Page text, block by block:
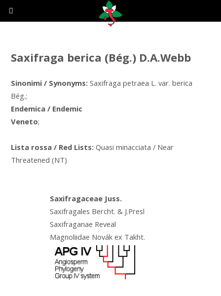
Saxifraga berica (Bég.) D.A.Webb
Sinonimi / Synonyms:Saxifraga petraea L. var. berica
Bég.;
Endemica / Endemic
Veneto;
Lista rossa / Red Lists: Quasi minacciata / Near
Threatened (NT)
Saxifragaceae Juss.
Saxifragales Bercht. & J.Presl
Saxifraganae Reveal
Magnoliidae Novák ex Takht.